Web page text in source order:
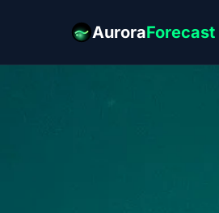
AuroraForecast